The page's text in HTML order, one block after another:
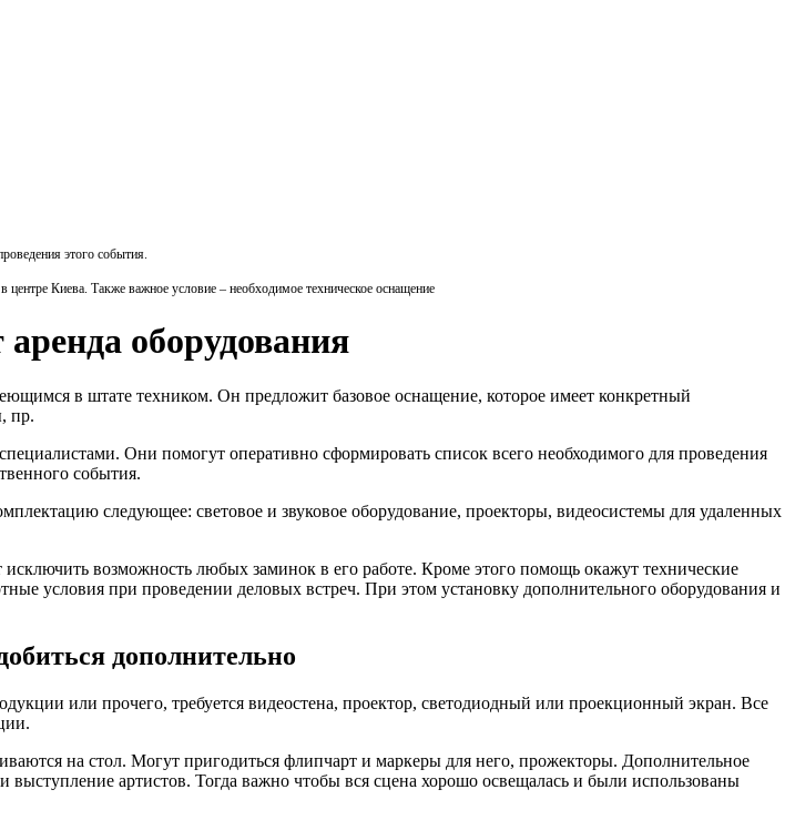
этого события.
Киева. Также важное условие – необходимое техническое оснащение
оборудования
в штате техником. Он предложит базовое оснащение, которое имеет конкретный
пр.
Они помогут оперативно сформировать список всего необходимого для проведения
события.
следующее: световое и звуковое оборудование, проекторы, видеосистемы для удаленных
возможность любых заминок в его работе. Кроме этого помощь окажут технические
условия при проведении деловых встреч. При этом установку дополнительного оборудования и
дополнительно
или прочего, требуется видеостена, проектор, светодиодный или проекционный экран. Все
на стол. Могут пригодиться флипчарт и маркеры для него, прожекторы. Дополнительное
артистов. Тогда важно чтобы вся сцена хорошо освещалась и были использованы